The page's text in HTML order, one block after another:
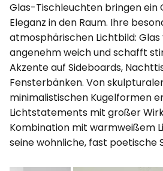
Glas-Tischleuchten bringen ein
Eleganz in den Raum. Ihre
atmosphärischen Lichtbild:
angenehm weich und schafft
Akzente auf Sideboards,
Fensterbänken. Von
minimalistischen Kugelformen
Lichtstatements mit großer
Kombination mit warmweißem
seine wohnliche, fast poetische